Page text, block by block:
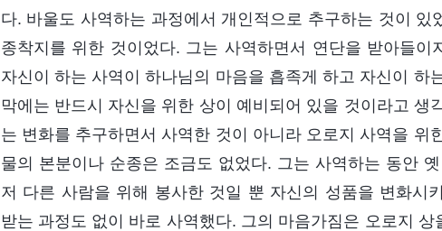
다. 바울도 사역하는 과정에서 개인적으로 추구하는 것이
종착지를 위한 것이었다. 그는 사역하면서 연단을 받아들
자신이 하는 사역이 하나님의 마음을 흡족게 하고 자신이 하
막에는 반드시 자신을 위한 상이 예비되어 있을 것이라고
는 변화를 추구하면서 사역한 것이 아니라 오로지 사역을
물의 본분이나 순종은 조금도 없었다. 그는 사역하는 동안
저 다른 사람을 위해 봉사한 것일 뿐 자신의 성품을 변화시
받는 과정도 없이 바로 사역했다. 그의 마음가짐은 오로지